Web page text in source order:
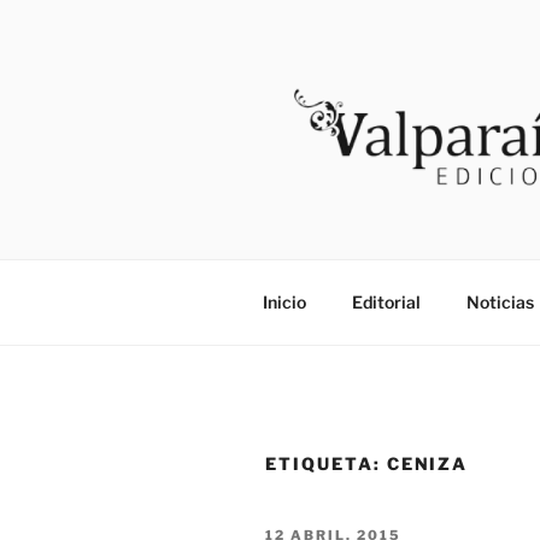
Inicio Editorial Noticias
ETIQUETA: CENIZA
PUBLICADO
12 ABRIL, 2015